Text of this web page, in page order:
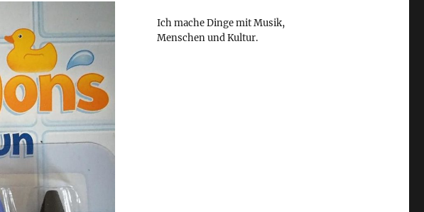
Ich mache Dinge mit Musik,
Menschen und Kultur.